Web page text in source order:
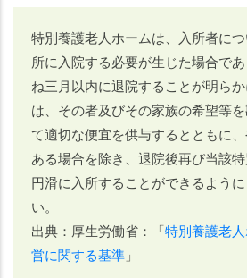
特別養護老人ホームは、入所者に
所に入院する必要が生じた場合で
ね三月以内に退院することが明ら
は、その者及びその家族の希望等
て適切な便宜を供与するとともに
ある場合を除き、退院後再び当該
円滑に入所することができるよう
い。
出典：厚生労働省：「特別養護老
営に関する基準 」